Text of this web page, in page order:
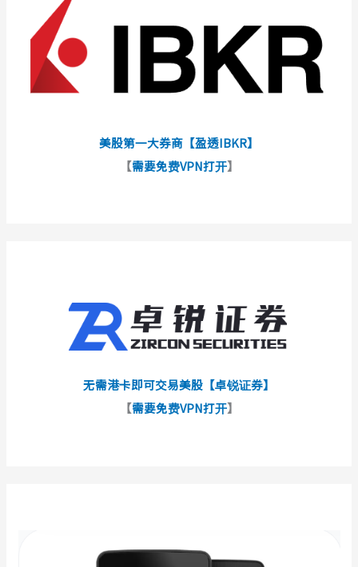
美股第一大券商【盈透IBKR】
【需要免费VPN打开】
无需港卡即可交易美股【卓锐证券】
【需要免费VPN打开】